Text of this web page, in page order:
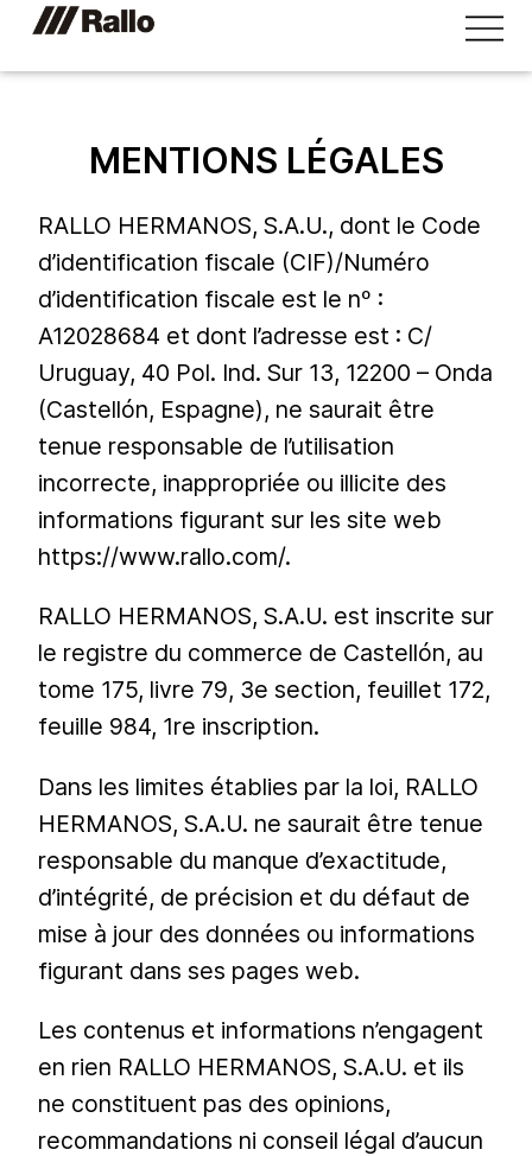
MENTIONS LÉGALES
RALLO HERMANOS, S.A.U., dont le Code
d’identification fiscale (CIF)/Numéro
d’identification fiscale est le nº :
A12028684 et dont l’adresse est : C/
Uruguay, 40 Pol. Ind. Sur 13, 12200 – Onda
(Castellón, Espagne), ne saurait être
tenue responsable de l’utilisation
incorrecte, inappropriée ou illicite des
informations figurant sur les site web
https://www.rallo.com/.
RALLO HERMANOS, S.A.U. est inscrite sur
le registre du commerce de Castellón, au
tome 175, livre 79, 3e section, feuillet 172,
feuille 984, 1re inscription.
Dans les limites établies par la loi, RALLO
HERMANOS, S.A.U. ne saurait être tenue
responsable du manque d’exactitude,
d’intégrité, de précision et du défaut de
mise à jour des données ou informations
figurant dans ses pages web.
Les contenus et informations n’engagent
en rien RALLO HERMANOS, S.A.U. et ils
ne constituent pas des opinions,
recommandations ni conseil légal d’aucun